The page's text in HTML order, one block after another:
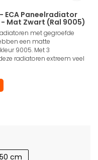
ECA Paneelradiator
Mat Zwart (Ral 9005)
met gegroefde
een matte
9005. Met 3
radiatoren extreem veel
50 cm